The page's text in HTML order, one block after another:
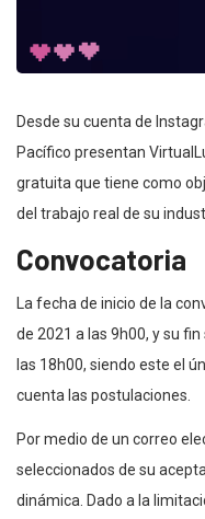
Desde su cuenta de
Pacífico presentan
gratuita que tiene como
del trabajo real de su
Convocatoria
La fecha de inicio de la
de 2021 a las 9h00, y su
las 18h00, siendo este el
cuenta las postulaciones.
Por medio de un correo
seleccionados de su
dinámica. Dado a la